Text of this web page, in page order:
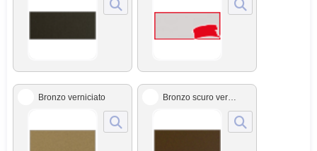
Bronzo verniciato Bronzo scuro verniciato